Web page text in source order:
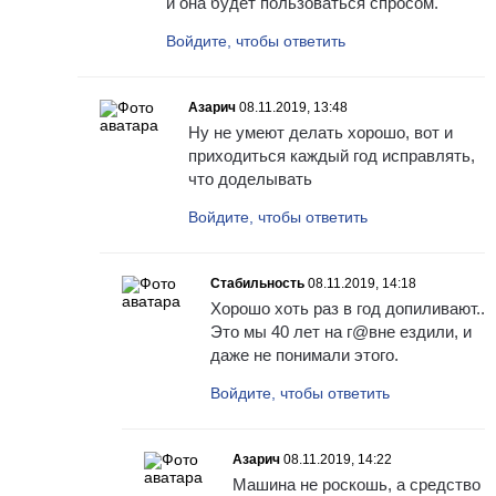
Войдите, чтобы ответить
Азарич 08.11.2019, 13:48
Ну не умеют делать хорошо, вот и
приходиться каждый год исправлять,
что доделывать
Войдите, чтобы ответить
Стабильность 08.11.2019, 14:18
Хорошо хоть раз в год допиливают..
Это мы 40 лет на г@вне ездили, и
даже не понимали этого.
Войдите, чтобы ответить
Азарич 08.11.2019, 14:22
Машина не роскошь, а средство